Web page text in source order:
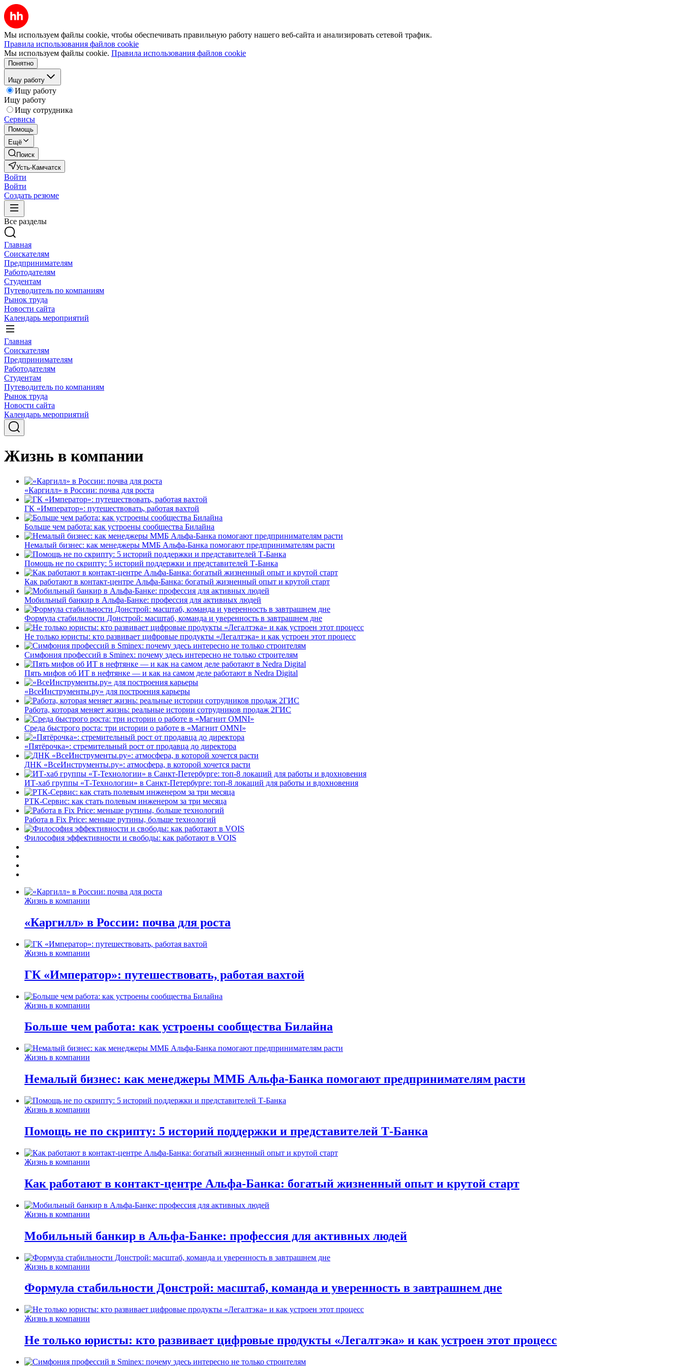
Мы используем файлы cookie, чтобы обеспечивать правильную работу нашего веб-сайта и анализировать сетевой трафик.
Правила использования файлов cookie
Мы используем файлы cookie. Правила использования файлов cookie
Понятно
Ищу работу
Ищу работу
Ищу работу
Ищу сотрудника
Сервисы
Помощь
Ещё
Поиск
Усть-Камчатск
Войти
Войти
Создать резюме
Все разделы
Главная
Соискателям
Предпринимателям
Работодателям
Студентам
Путеводитель по компаниям
Рынок труда
Новости сайта
Календарь мероприятий
Главная
Соискателям
Предпринимателям
Работодателям
Студентам
Путеводитель по компаниям
Рынок труда
Новости сайта
Календарь мероприятий
Жизнь в компании
«Каргилл» в России: почва для роста
ГК «Император»: путешествовать, работая вахтой
Больше чем работа: как устроены сообщества Билайна
Немалый бизнес: как менеджеры ММБ Альфа-Банка помогают предпринимателям расти
Помощь не по скрипту: 5 историй поддержки и представителей Т-Банка
Как работают в контакт-центре Альфа-Банка: богатый жизненный опыт и крутой старт
Мобильный банкир в Альфа-Банке: профессия для активных людей
Формула стабильности Донстрой: масштаб, команда и уверенность в завтрашнем дне
Не только юристы: кто развивает цифровые продукты «Легалтэка» и как устроен этот процесс
Симфония профессий в Sminex: почему здесь интересно не только строителям
Пять мифов об ИТ в нефтянке — и как на самом деле работают в Nedra Digital
«ВсеИнструменты.ру» для построения карьеры
Работа, которая меняет жизнь: реальные истории сотрудников продаж 2ГИС
Среда быстрого роста: три истории о работе в «Магнит OMNI»
«Пятёрочка»: стремительный рост от продавца до директора
ДНК «ВсеИнструменты.ру»: атмосфера, в которой хочется расти
ИТ-хаб группы «Т-Технологии» в Санкт-Петербурге: топ-8 локаций для работы и вдохновения
РТК-Сервис: как стать полевым инженером за три месяца
Работа в Fix Price: меньше рутины, больше технологий
Философия эффективности и свободы: как работают в VOIS
Жизнь в компании
«Каргилл» в России: почва для роста
Жизнь в компании
ГК «Император»: путешествовать, работая вахтой
Жизнь в компании
Больше чем работа: как устроены сообщества Билайна
Жизнь в компании
Немалый бизнес: как менеджеры ММБ Альфа-Банка помогают предпринимателям расти
Жизнь в компании
Помощь не по скрипту: 5 историй поддержки и представителей Т-Банка
Жизнь в компании
Как работают в контакт-центре Альфа-Банка: богатый жизненный опыт и крутой старт
Жизнь в компании
Мобильный банкир в Альфа-Банке: профессия для активных людей
Жизнь в компании
Формула стабильности Донстрой: масштаб, команда и уверенность в завтрашнем дне
Жизнь в компании
Не только юристы: кто развивает цифровые продукты «Легалтэка» и как устроен этот процесс